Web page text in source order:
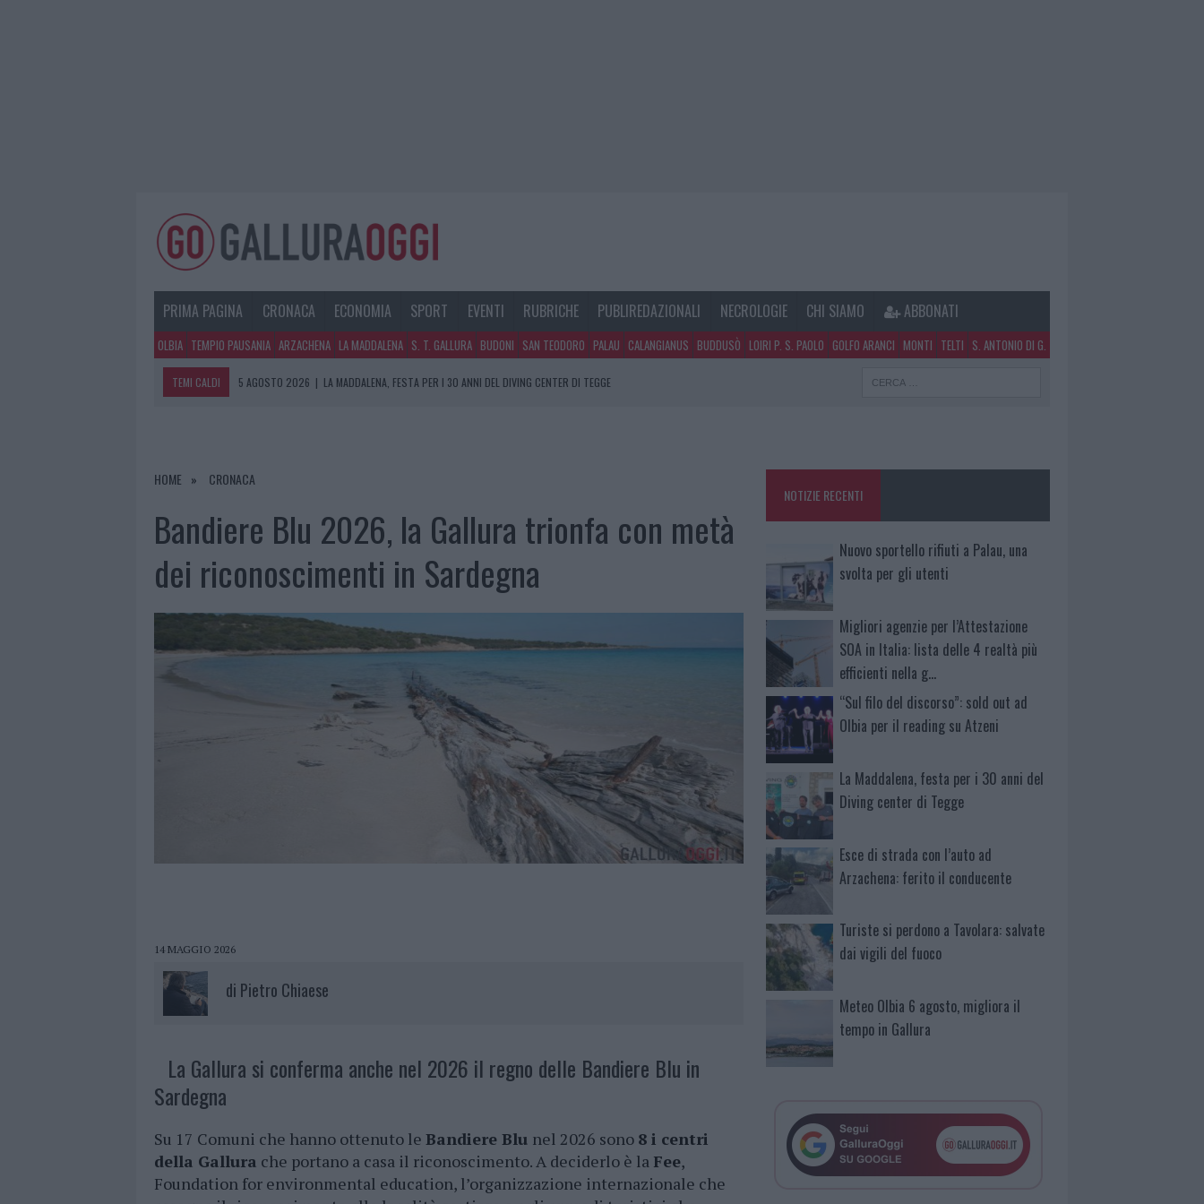
PRIMA PAGINA CRONACA ECONOMIA SPORT EVENTI RUBRICHE PUBLIREDAZIONALI NECROLOGIE CHI SIAMO ABBONATI
OLBIA TEMPIO PAUSANIA ARZACHENA LA MADDALENA S. T. GALLURA BUDONI SAN TEODORO PALAU CALANGIANUS BUDDUSÒ LOIRI P. S. PAOLO GOLFO ARANCI MONTI TELTI S. ANTONIO DI G.
TEMI CALDI 5 AGOSTO 2026 | LA MADDALENA, FESTA PER I 30 ANNI DEL DIVING CENTER DI TEGGE
6 AGOSTO 2026
|
5 AGOSTO 2026
| “SUL FILO DEL DISCORSO”: SOLD OUT AD OLBIA PER IL READING SU ATZENI
HOME CRONACA
Bandiere Blu 2026, la Gallura trionfa con metà
dei riconoscimenti in Sardegna
14 MAGGIO 2026
di Pietro Chiaese
La Gallura si conferma anche nel 2026 il regno delle Bandiere Blu in
Sardegna
Su 17 Comuni che hanno ottenuto le Bandiere Blu nel 2026 sono 8 i centri
della Gallura che portano a casa il riconoscimento. A deciderlo è la Fee,
Foundation for environmental education, l’organizzazione internazionale che
NOTIZIE RECENTI
Nuovo sportello rifiuti a Palau, una
svolta per gli utenti
Migliori agenzie per l’Attestazione
SOA in Italia: lista delle 4 realtà più
efficienti nella g…
“Sul filo del discorso”: sold out ad
Olbia per il reading su Atzeni
La Maddalena, festa per i 30 anni del
Diving center di Tegge
Esce di strada con l’auto ad
Arzachena: ferito il conducente
Turiste si perdono a Tavolara: salvate
dai vigili del fuoco
Meteo Olbia 6 agosto, migliora il
tempo in Gallura